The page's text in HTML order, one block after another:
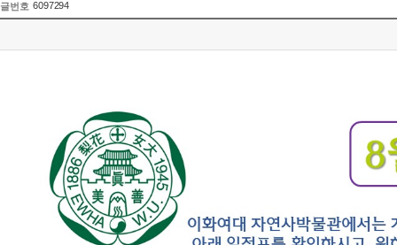
글번호 6097294